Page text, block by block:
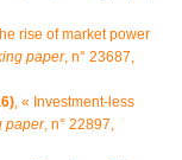
rise of market power
paper, n° 23687,
, « Investment-less
paper, n° 22897,